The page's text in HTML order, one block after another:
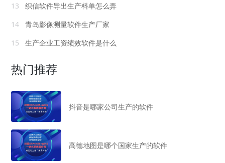
13
织信软件导出生产料单怎么弄
14
青岛影像测量软件生产厂家
15
生产企业工资绩效软件是什么
热门推荐
抖音是哪家公司生产的软件
高德地图是哪个国家生产的软件